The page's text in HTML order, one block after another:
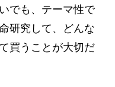
でも、テーマ性で
研究して、どんな
買うことが大切だ